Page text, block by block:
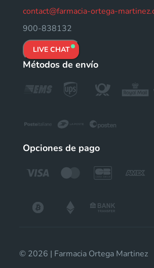
contact@farmacia-ortega-
900-838132
LIVE CHAT
Métodos de envío
Opciones de pago
© 2026 | Farmacia Ortega Martinez